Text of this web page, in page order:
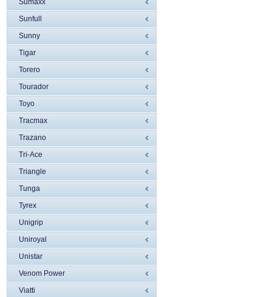
Sumaxx
Sunfull
Sunny
Tigar
Torero
Tourador
Toyo
Tracmax
Trazano
Tri-Ace
Triangle
Tunga
Tyrex
Unigrip
Uniroyal
Unistar
Venom Power
Viatti